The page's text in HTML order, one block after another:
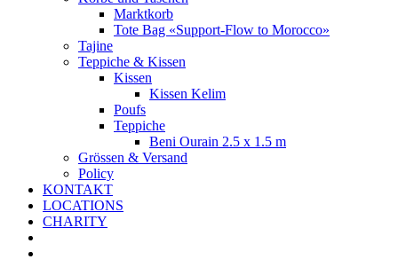
Marktkorb
Tote Bag «Support-Flow to Morocco»
Tajine
Teppiche & Kissen
Kissen
Kissen Kelim
Poufs
Teppiche
Beni Ourain 2.5 x 1.5 m
Grössen & Versand
Policy
KONTAKT
LOCATIONS
CHARITY